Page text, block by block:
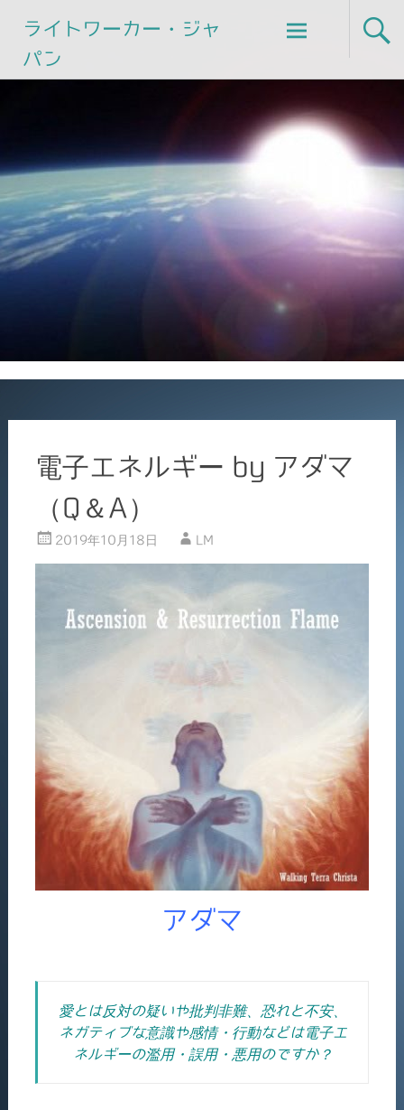
ライトワーカー・ジャ
パン
Skip
to
電子エネルギー by アダマ
（Q＆A）
2019年10月18日 LM
アダマ
愛とは反対の疑いや批判非難、恐れと不安、
ネガティブな意識や感情・行動などは電子エ
ネルギーの濫用・誤用・悪用のですか？